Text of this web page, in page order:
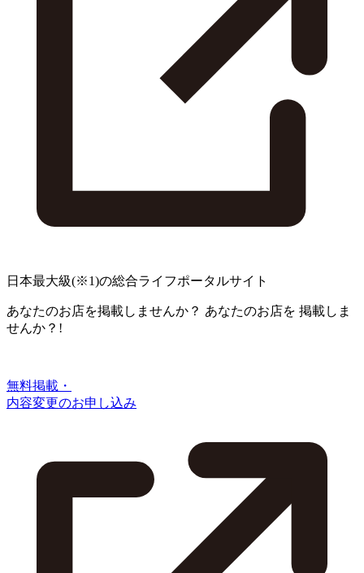
日本最大級(※1)の総合ライフポータルサイト
あなたのお店を掲載しませんか？ あなたのお店を 掲載しま
せんか？!
無料掲載・
内容変更のお申し込み